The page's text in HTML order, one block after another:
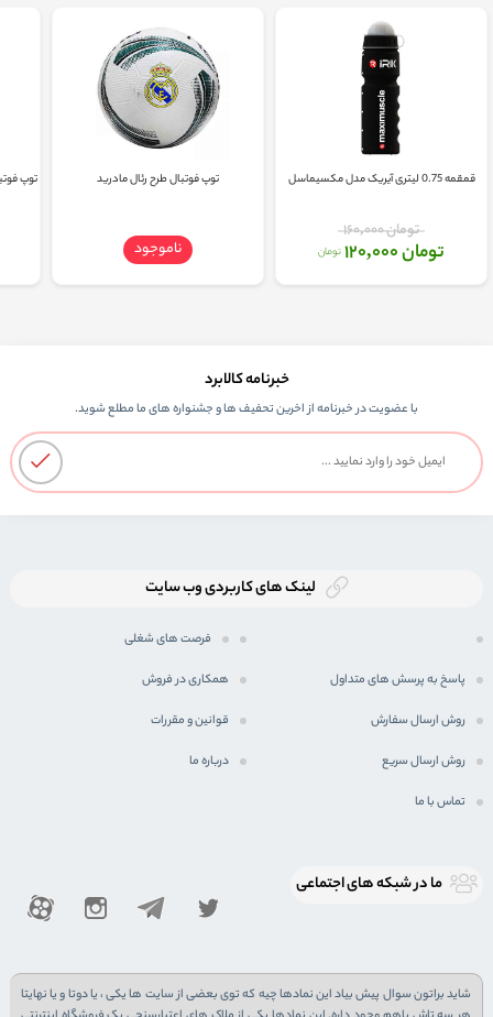
قمقمه 0.75 لیتری آیریک مدل مکسیماسل
تومان 160,000
تومان 120,000 تومان
توپ فوتبال طرح رئال مادرید
ناموجود
خبرنامه کالابرد
با عضویت در خبرنامه از اخرین تحفیف ها و جشنواره های ما مطلع شوید.
لینک های کاربردی وب سایت
فرصت های شغلی
پاسخ به پرسش های متداول همکاری در فروش
روش ارسال سفارش قوانین و مقررات
روش ارسال سریع درباره ما
تماس با ما
ما در شبكه های اجتماعی
شاید براتون سوال پیش بیاد این نمادها چیه که توی بعضی از سایت ها یکی ، یا دوتا و یا نهایتا